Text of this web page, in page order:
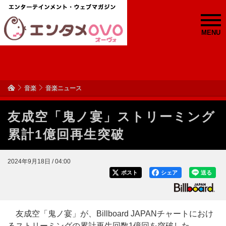
MENU
音楽 音楽ニュース
友成空「鬼ノ宴」ストリーミング
累計1億回再生突破
2024年9月18日 / 04:00
送る
シェア
ポスト
友成空「鬼ノ宴」が、Billboard JAPANチャートにおけ